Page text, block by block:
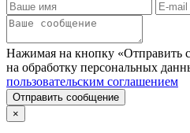
Нажимая на кнопку «Отправить
на обработку персональных
пользовательским соглашением
Отправить сообщение
×